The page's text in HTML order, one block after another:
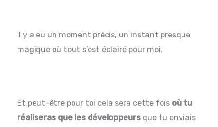
Il y a eu un moment précis, un instant presque
magique où tout s’est éclairé pour moi.
Et peut-être pour toi cela sera cette fois où tu
réaliseras que les développeurs que tu enviais